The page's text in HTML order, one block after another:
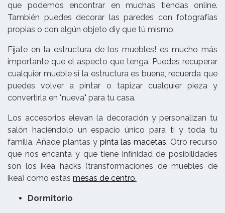
que podemos encontrar en muchas tiendas online.
También puedes decorar las paredes con fotografías
propias o con algún objeto diy que tú mismo.
Fíjate en la estructura de los muebles! es mucho más
importante que el aspecto que tenga. Puedes recuperar
cualquier mueble si la estructura es buena, recuerda que
puedes volver a pintar o tapizar cualquier pieza y
convertirla en "nueva" para tu casa.
Los accesorios elevan la decoración y personalizan tu
salón haciéndolo un espacio único para ti y toda tu
familia. Añade plantas y pinta las macetas. Otro recurso
que nos encanta y que tiene infinidad de posibilidades
son los ikea hacks (transformaciones de muebles de
ikea) como estas mesas de centro.
Dormitorio